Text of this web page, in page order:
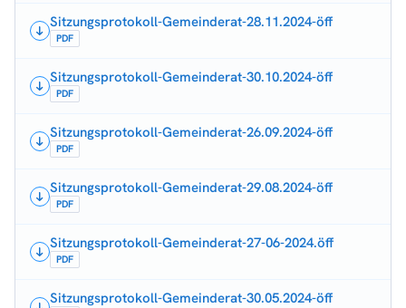
Sitzungsprotokoll-Gemeinderat-28.11.2024-öff
PDF
Sitzungsprotokoll-Gemeinderat-30.10.2024-öff
PDF
Sitzungsprotokoll-Gemeinderat-26.09.2024-öff
PDF
Sitzungsprotokoll-Gemeinderat-29.08.2024-öff
PDF
Sitzungsprotokoll-Gemeinderat-27-06-2024.öff
PDF
Sitzungsprotokoll-Gemeinderat-30.05.2024-öff